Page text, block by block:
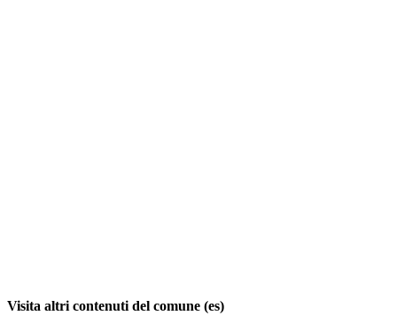
Visita altri contenuti del comune (es)